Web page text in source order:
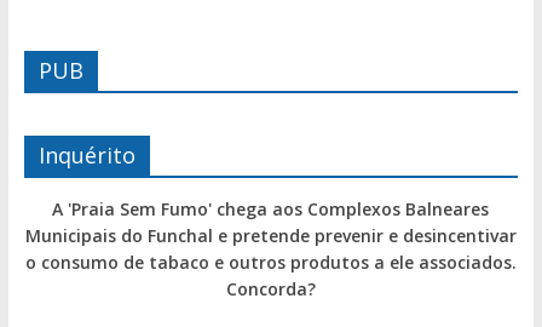
PUB
Inquérito
A 'Praia Sem Fumo' chega aos Complexos Balneares
Municipais do Funchal e pretende prevenir e desincentivar
o consumo de tabaco e outros produtos a ele associados.
Concorda?